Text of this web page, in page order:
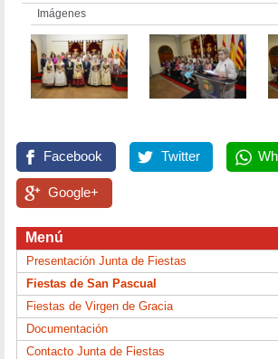
Imágenes
Facebook Twitter
Google+
Menú
Presentación Junta de Fiestas
Fiestas de San Pascual
Fiestas de Virgen de Gracia
Documentación
Contacto Junta de Fiestas